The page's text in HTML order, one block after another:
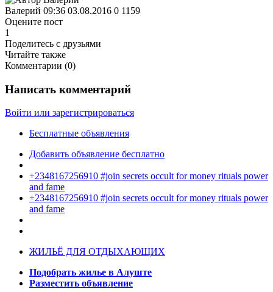
Валерий 09:36 03.08.2016 0 1159
Оцените пост
1
Поделитесь с друзьями
Читайте также
Комментарии (0)
Написать комментарий
Войти или зарегистрироваться
Бесплатные объявления
Добавить объявление бесплатно
+2348167256910 #join secrets occult for money rituals power
and fame
+2348167256910 #join secrets occult for money rituals power
and fame
ЖИЛЬЁ ДЛЯ ОТДЫХАЮЩИХ
Подобрать жилье в Алуште
Разместить объявление